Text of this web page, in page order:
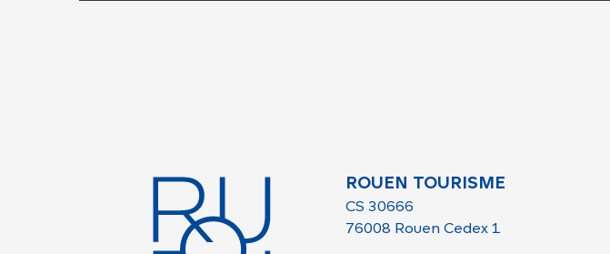
ROUEN TOURISME
CS 30666
76008 Rouen Cedex 1